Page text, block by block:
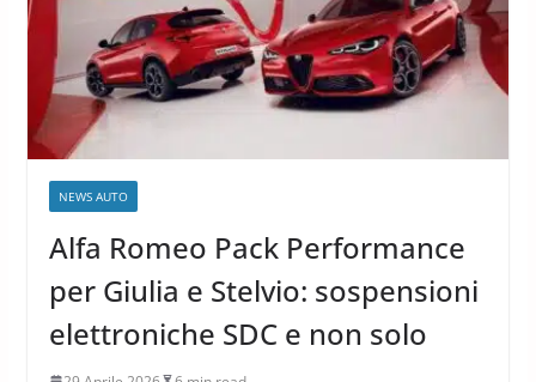
NEWS AUTO
Alfa Romeo Pack Performance
per Giulia e Stelvio: sospensioni
elettroniche SDC e non solo